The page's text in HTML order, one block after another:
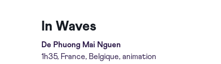
In Waves
De Phuong Mai Nguen
1h35, France, Belgique, animation